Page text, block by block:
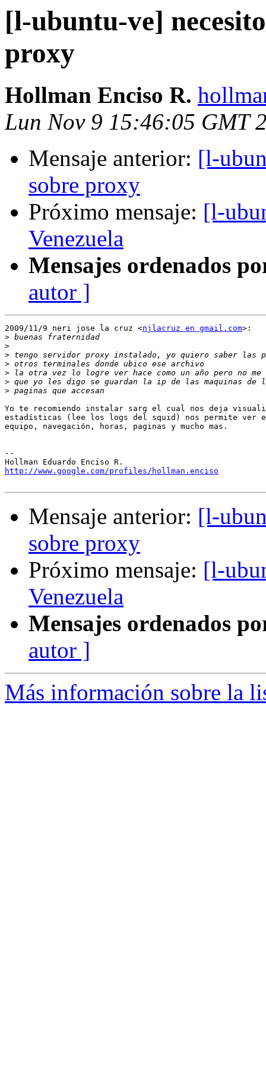
[l-ubuntu-ve]
proxy
Hollman Enciso R.
Lun Nov 9 15:46:05 GMT
Mensaje anterior: [l-
sobre proxy
Próximo mensaje: [l-
Venezuela
Mensajes ordenados
autor ]
2009/11/9 neri jose la cruz <njlacruz en gmail.com>:
>
>
>
>
>
>
>
Yo te recomiendo instalar sarg el cual nos deja
estadísticas (lee los logs del squid) nos permite ver
equipo, navegación, horas, paginas y mucho mas.
--
http://www.google.com/profiles/hollman.enciso
Mensaje anterior: [l-
sobre proxy
Próximo mensaje: [l-
Venezuela
Mensajes ordenados
autor ]
Más información sobre la